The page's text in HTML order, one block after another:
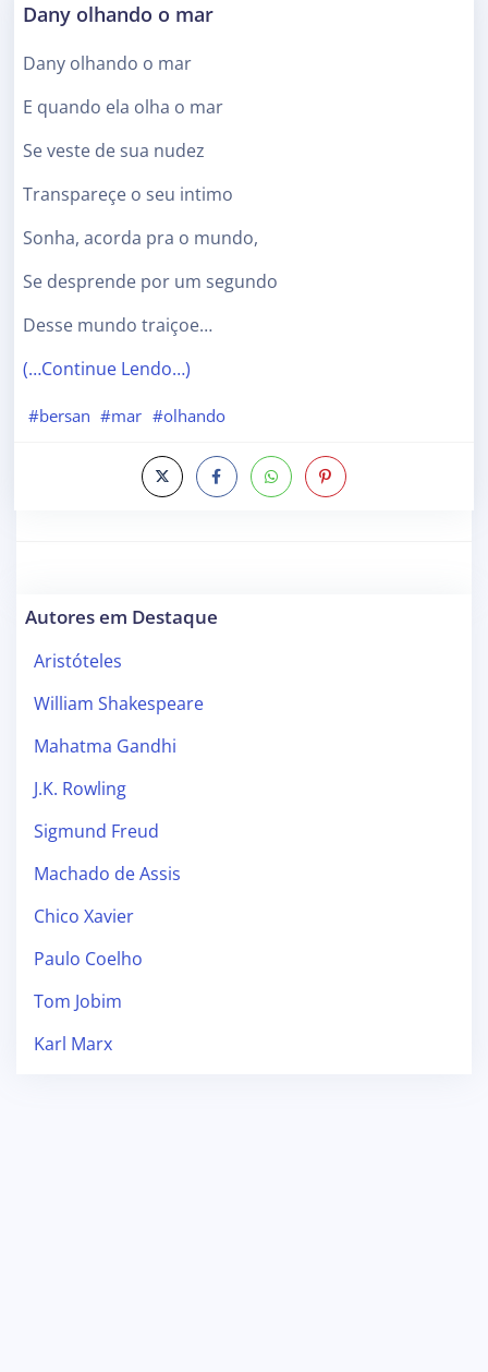
Dany olhando o mar
Dany olhando o mar
E quando ela olha o mar
Se veste de sua nudez
Transpareçe o seu intimo
Sonha, acorda pra o mundo,
Se desprende por um segundo
Desse mundo traiçoe…
(…Continue Lendo…)
#bersan #mar #olhando
Autores em Destaque
Aristóteles
William Shakespeare
Mahatma Gandhi
J.K. Rowling
Sigmund Freud
Machado de Assis
Chico Xavier
Paulo Coelho
Tom Jobim
Karl Marx